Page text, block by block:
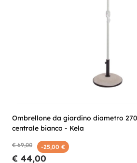
Ombrellone da giardino diametro
centrale bianco - Kela
€ 69,00 -25,00 €
€ 44,00